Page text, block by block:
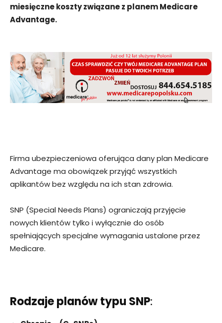
miesięczne koszty związane z planem Medicare
Advantage.
Firma ubezpieczeniowa oferująca dany plan Medicare
Advantage ma obowiązek przyjąć wszystkich
aplikantów bez względu na ich stan zdrowia.
SNP (Special Needs Plans) ograniczają przyjęcie
nowych klientów tylko i wyłącznie do osób
spełniających specjalne wymagania ustalone przez
Medicare.
Rodzaje planów typu SNP: